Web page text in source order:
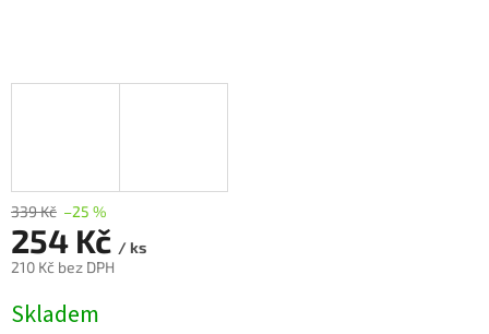
339 Kč –25 %
254 Kč / ks
210 Kč bez DPH
cena:
Skladem